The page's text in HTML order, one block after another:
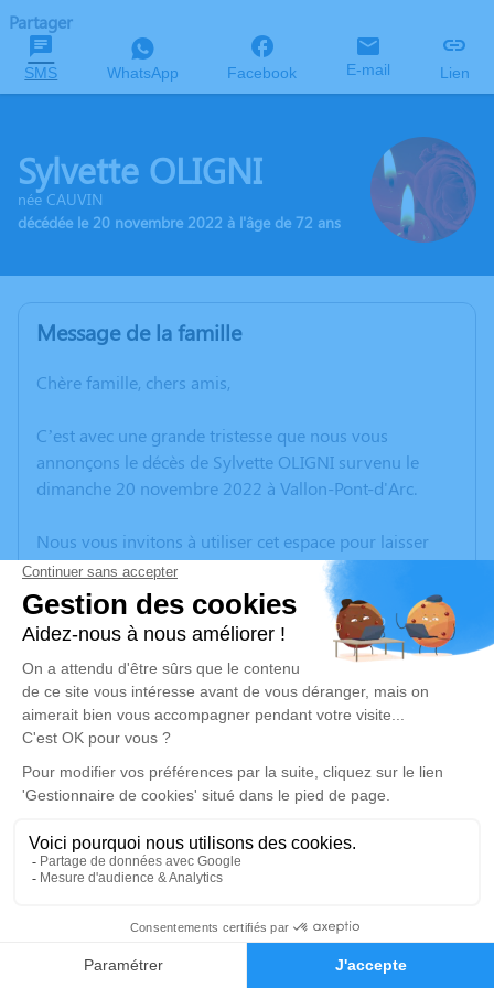
Faire-part Hommages
Partager
SMS WhatsApp Facebook E-mail Lien
Sylvette OLIGNI
née CAUVIN
décédée le 20 novembre 2022 à l'âge de 72 ans
Message de la famille
Chère famille, chers amis,
C’est avec une grande tristesse que nous vous
annonçons le décès de Sylvette OLIGNI survenu le
dimanche 20 novembre 2022 à Vallon-Pont-d'Arc.
Nous vous invitons à utiliser cet espace pour laisser
vos condoléances, partager des photos souvenirs, une
anecdote ou exprimer vos pensées à travers des
poèmes ou des textes. Cet endroit est un lieu
d'expression dédié à honorer la mémoire de Sylvette
OLIGNI.
Un service de plantation d’arbre hommage est
disponible ici.
Je rends hommage
Cérémonie civile
Crématorium de Bourg-Saint-Andéol
Quartier de l'Olivet Bourg-Saint-Andéol